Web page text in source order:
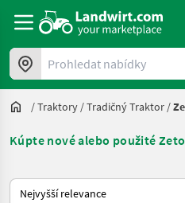
Prohledat nabídky
/Traktory /Tradičný Traktor /
Kúpte nové alebo použité
Takto se řadí nabídky na